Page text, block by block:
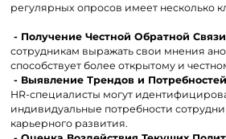
регулярных опросов имеет несколько
- Получение Честной Обратной
сотрудникам выражать свои мнения
способствует более открытому и
- Выявление Трендов и
HR-специалисты могут
индивидуальные потребности
карьерного развития.